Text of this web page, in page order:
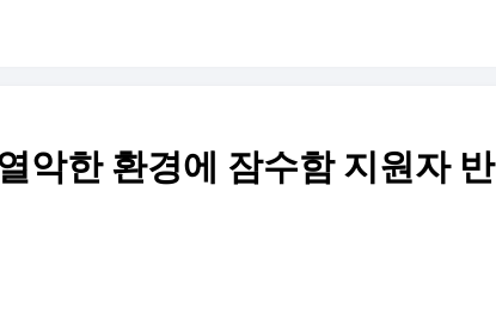
악한 환경에 잠수함 지원자 반